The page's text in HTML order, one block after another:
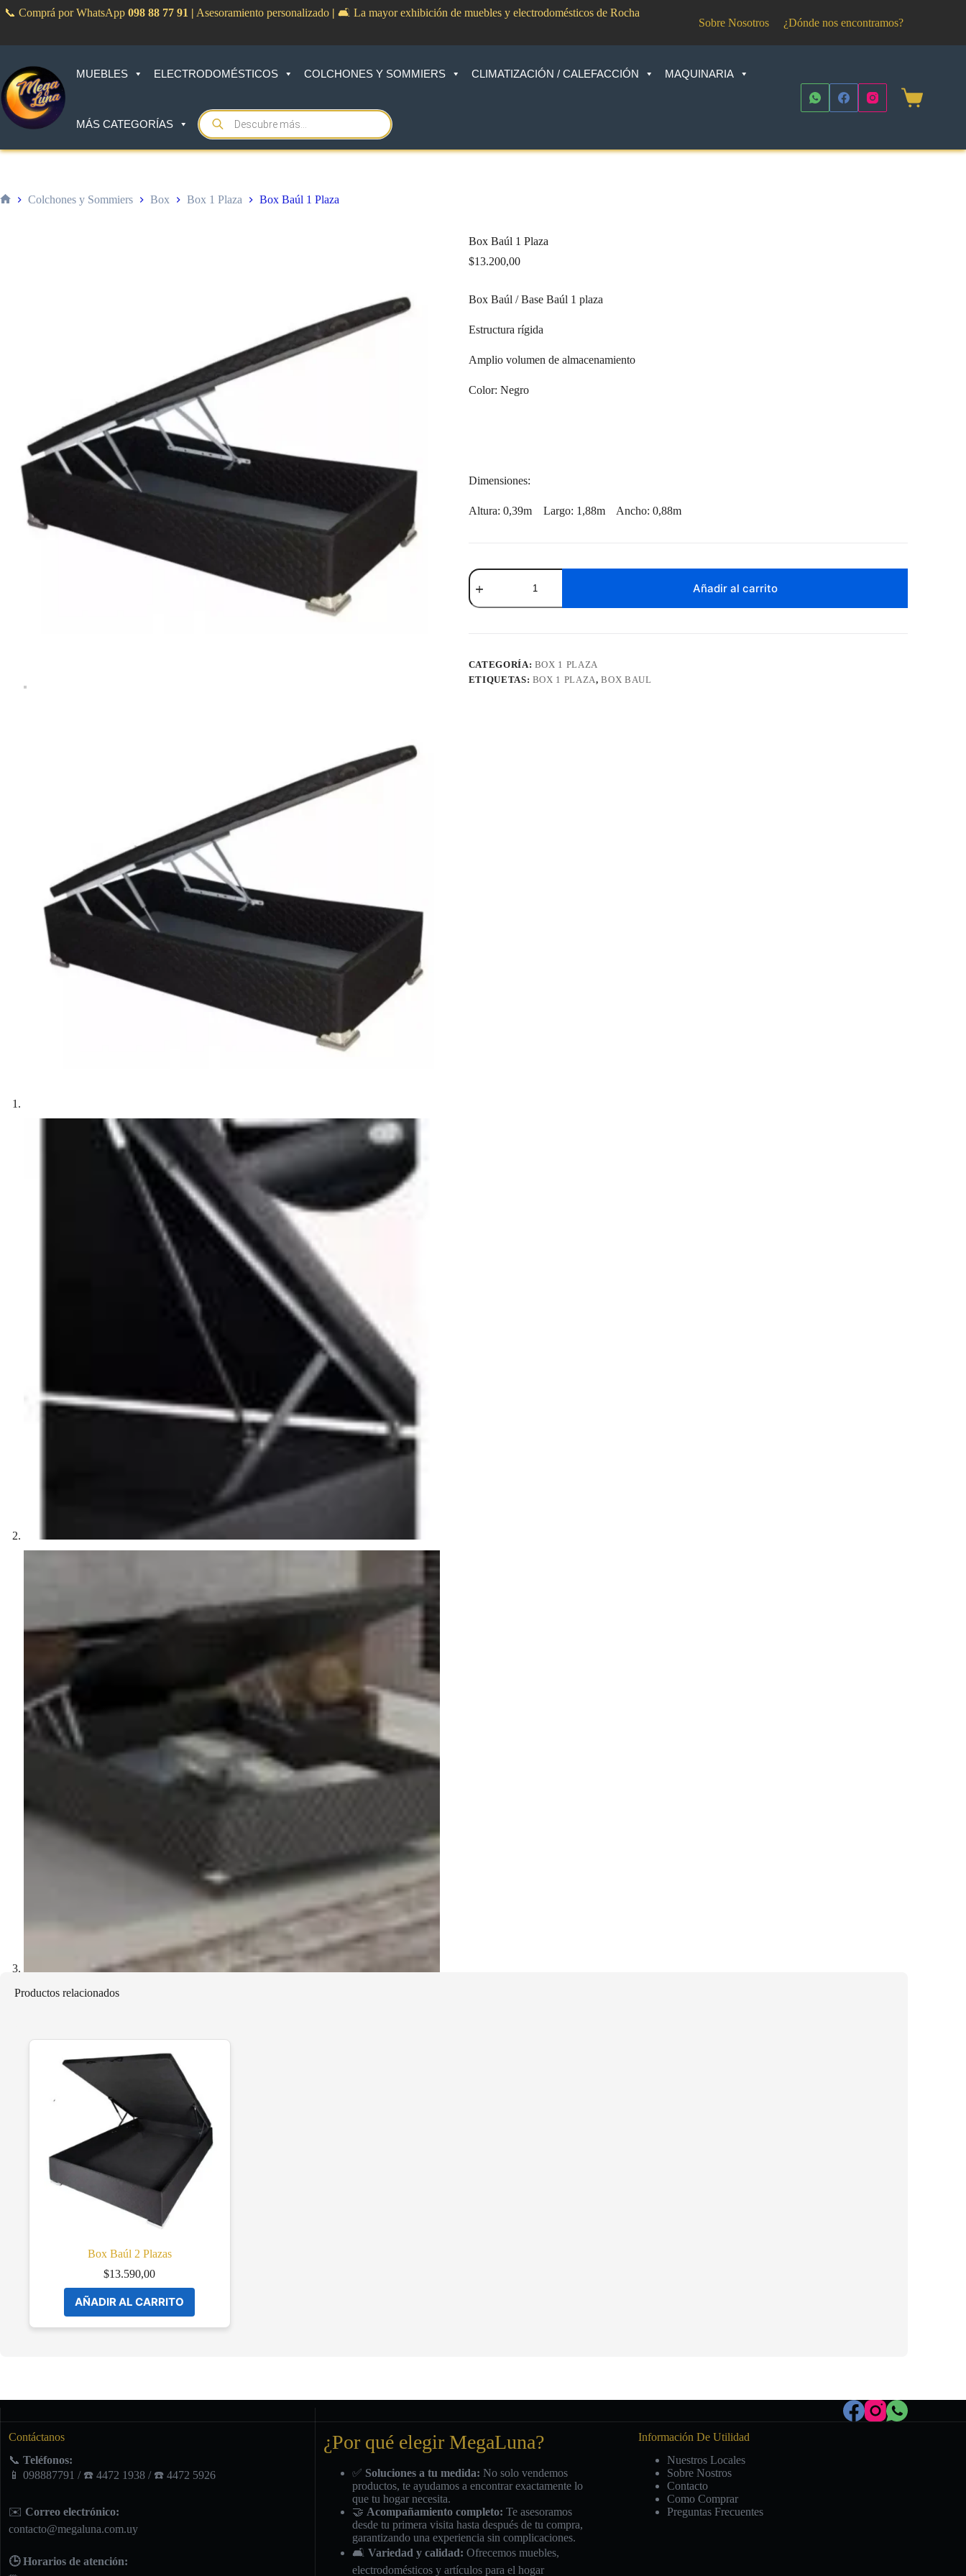
📞 Comprá por WhatsApp 098 88 77 91 | Asesoramiento personalizado | 🛋️ La mayor exhibición de muebles y electrodomésticos de Rocha
Sobre Nosotros ¿Dónde nos encontramos?
MUEBLES ELECTRODOMÉSTICOS COLCHONES Y SOMMIERS CLIMATIZACIÓN / CALEFACCIÓN MAQUINARIA
MÁS CATEGORÍAS
Products
search
Shopping
Colchones y Sommiers Box Box 1 Plaza Box Baúl 1 Plaza
Box Baúl 1 Plaza
$13.200,00
Box Baúl / Base Baúl 1 plaza
Estructura rígida
Amplio volumen de almacenamiento
Color: Negro
Dimensiones:
Altura: 0,39m Largo: 1,88m Ancho: 0,88m
Box
Baúl
1
Plaza
Añadir al carrito
CATEGORÍA: BOX 1 PLAZA
ETIQUETAS: BOX 1 PLAZA,BOX BAUL
Productos relacionados
Box Baúl 2 Plazas
$13.590,00
AÑADIR AL CARRITO
Contáctanos
📞 Teléfonos:
📱 098887791 / ☎️ 4472 1938 / ☎️ 4472 5926
✉️ Correo electrónico:
contacto@megaluna.com.uy
🕒 Horarios de atención:
¿Por qué elegir MegaLuna?
✅ Soluciones a tu medida: No solo vendemos
productos, te ayudamos a encontrar exactamente lo
que tu hogar necesita.
🤝 Acompañamiento completo: Te asesoramos
desde tu primera visita hasta después de tu compra,
garantizando una experiencia sin complicaciones.
🛋️ Variedad y calidad: Ofrecemos muebles,
electrodomésticos y artículos para el hogar
Información De Utilidad
Nuestros Locales
Sobre Nostros
Contacto
Como Comprar
Preguntas Frecuentes